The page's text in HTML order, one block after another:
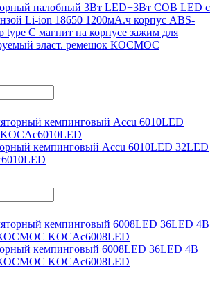
налобный 3Вт LED+3Вт COB LED с
Li-ion 18650 1200мА.ч корпус ABS-
type C магнит на корпусе зажим для
эласт. ремешок КОСМОС
кемпинговый Accu 6010LED 32LED
кемпинговый 6008LED 36LED 4В
KOCAc6008LED